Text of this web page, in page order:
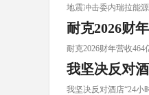
地震冲击委内瑞拉能
耐克2026财
耐克2026财年营收
我坚决反对
我坚决反对酒店“24小